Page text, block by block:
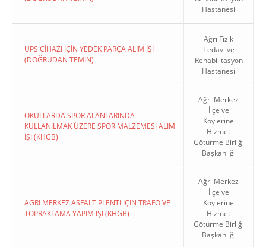
Hastanesi
UPS CİHAZI İÇİN YEDEK PARÇA ALIM İŞİ
(DOĞRUDAN TEMIN)
Ağrı Fizik
Tedavi ve
Rehabilitasyon
Hastanesi
OKULLARDA SPOR ALANLARINDA
KULLANILMAK ÜZERE SPOR MALZEMESI ALIM
IŞI (KHGB)
Ağrı Merkez
İlçe ve
Köylerine
Hizmet
Götürme Birliği
Başkanlığı
AĞRI MERKEZ ASFALT PLENTI IÇIN TRAFO VE
TOPRAKLAMA YAPIM IŞI (KHGB)
Ağrı Merkez
İlçe ve
Köylerine
Hizmet
Götürme Birliği
Başkanlığı